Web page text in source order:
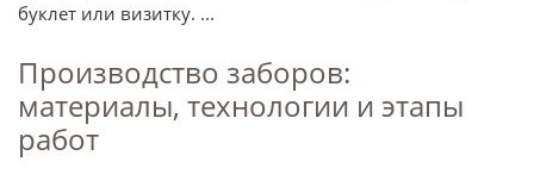
буклет или визитку. ...
Производство заборов:
материалы, технологии и этапы
работ